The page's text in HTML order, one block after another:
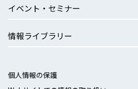
イベント・セミナー
情報ライブラリー
個人情報の保護